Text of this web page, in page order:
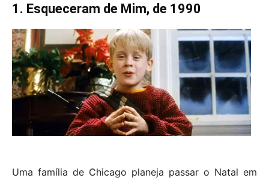
1. Esqueceram de Mim, de 1990
Uma família de Chicago planeja passar o Natal em